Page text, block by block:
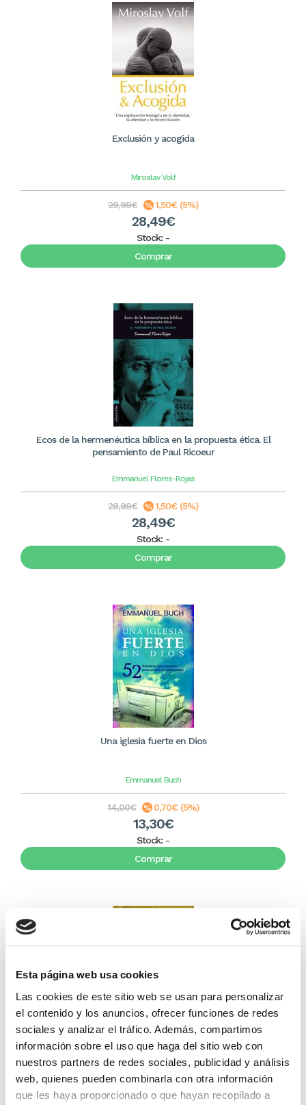
Esta página web usa cookies
Las cookies de este sitio web se usan para personalizar
el contenido y los anuncios, ofrecer funciones de redes
sociales y analizar el tráfico. Además, compartimos
información sobre el uso que haga del sitio web con
nuestros partners de redes sociales, publicidad y análisis
web, quienes pueden combinarla con otra información
que les haya proporcionado o que hayan recopilado a
Exclusión y acogida
Miroslav Volf
29,99€ 1,50€ (5%)
28,49€
Stock: -
Comprar
Ecos de la hermenéutica bíblica en la propuesta ética. El
pensamiento de Paul Ricoeur
Emmanuel Flores-Rojas
29,99€ 1,50€ (5%)
28,49€
Stock: -
Comprar
Una iglesia fuerte en Dios
Emmanuel Buch
14,00€ 0,70€ (5%)
13,30€
Stock: -
Comprar
Del amor y sus rostros
Emmanuel Buch